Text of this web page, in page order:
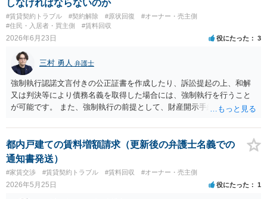
しなければならないのか
#賃貸契約トラブル #契約解除 #原状回復
#オーナー・売主側
#住民・入居者・買主側
#賃料回収
2026年6月23日 役にたった 3
三村 勇人 弁護士
強制執行認諾文言付きの公正証書を作成したり、訴訟提起の上、和解
又は判決等により債務名義を取得した場合には、強制執行を行うこと
が可能です。 また、強制執行の前提として、財産開示手続や第三者か
っとも、実際に回収できるかは相手方の資力次第です。 そのため、相
手方に差押え可能な財産が存在しない場合には、現実的には回収が困
難となります。
都内戸建ての賃料増額請求（更新後の弁護士名義での
通知書発送）
#家賃交渉 #賃貸契約トラブル #賃料回収 #オーナー・売主側
2026年5月25日 役にたった 1